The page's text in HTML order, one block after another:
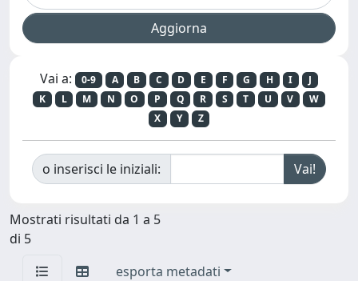
Vai a: 0-9 A B C D E F G H I
J
K
L M N O P Q R S T U V
W
X
Y Z
o inserisci le iniziali:
Mostrati risultati da 1 a 5
di 5
esporta metadati